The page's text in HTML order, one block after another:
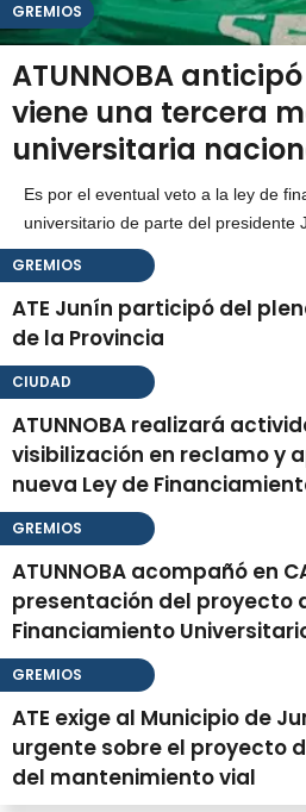
GREMIOS
ATUNNOBA
viene una tercera
universitaria
Es por el eventual veto a la ley de
universitario de parte del presidente
GREMIOS
ATE Junín participó del
de la Provincia
CIUDAD
ATUNNOBA realizará
visibilización en reclamo y
nueva Ley de
GREMIOS
ATUNNOBA acompañó en
presentación del proyecto
Financiamiento
GREMIOS
ATE exige al Municipio de
urgente sobre el proyecto
del mantenimiento vial